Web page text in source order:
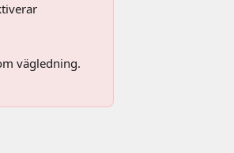
vägledning.